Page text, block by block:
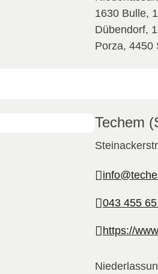
1630 Bulle,
Dübendorf,
Porza, 4450
Techem
043 455
https://